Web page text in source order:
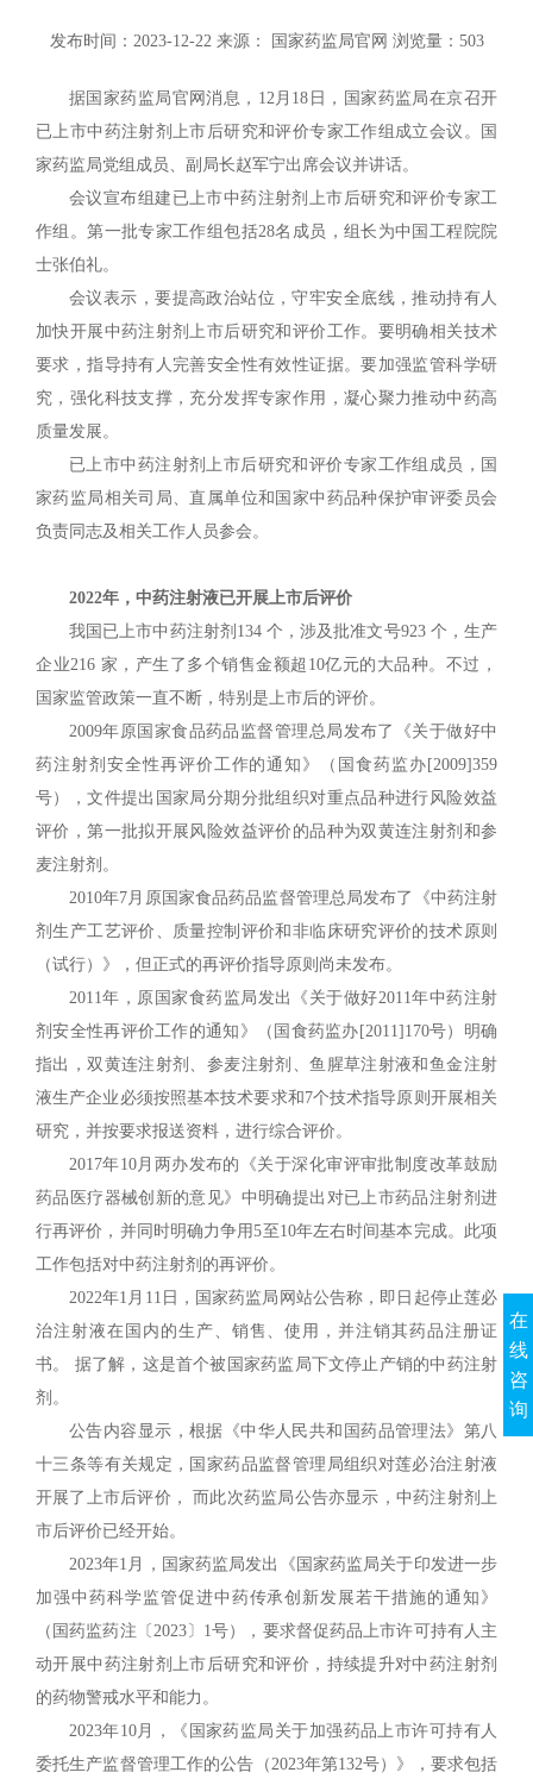
发布时间：2023-12-22 来源： 国家药监局官网 浏览量：503
据国家药监局官网消息，12月18日，国家药监局在京召开
已上市中药注射剂上市后研究和评价专家工作组成立会议。国
家药监局党组成员、副局长赵军宁出席会议并讲话。
会议宣布组建已上市中药注射剂上市后研究和评价专家工
作组。第一批专家工作组包括28名成员，组长为中国工程院院
士张伯礼。
会议表示，要提高政治站位，守牢安全底线，推动持有人
加快开展中药注射剂上市后研究和评价工作。要明确相关技术
要求，指导持有人完善安全性有效性证据。要加强监管科学研
究，强化科技支撑，充分发挥专家作用，凝心聚力推动中药高
质量发展。
已上市中药注射剂上市后研究和评价专家工作组成员，国
家药监局相关司局、直属单位和国家中药品种保护审评委员会
负责同志及相关工作人员参会。
2022年，中药注射液已开展上市后评价
我国已上市中药注射剂134 个，涉及批准文号923 个，生产
企业216 家，产生了多个销售金额超10亿元的大品种。不过，
国家监管政策一直不断，特别是上市后的评价。
2009年原国家食品药品监督管理总局发布了《关于做好中
药注射剂安全性再评价工作的通知》（国食药监办[2009]359
号），文件提出国家局分期分批组织对重点品种进行风险效益
评价，第一批拟开展风险效益评价的品种为双黄连注射剂和参
麦注射剂。
2010年7月原国家食品药品监督管理总局发布了《中药注射
剂生产工艺评价、质量控制评价和非临床研究评价的技术原则
（试行）》，但正式的再评价指导原则尚未发布。
2011年，原国家食药监局发出《关于做好2011年中药注射
剂安全性再评价工作的通知》（国食药监办[2011]170号）明确
指出，双黄连注射剂、参麦注射剂、鱼腥草注射液和鱼金注射
液生产企业必须按照基本技术要求和7个技术指导原则开展相关
研究，并按要求报送资料，进行综合评价。
2017年10月两办发布的《关于深化审评审批制度改革鼓励
药品医疗器械创新的意见》中明确提出对已上市药品注射剂进
行再评价，并同时明确力争用5至10年左右时间基本完成。此项
工作包括对中药注射剂的再评价。
2022年1月11日，国家药监局网站公告称，即日起停止莲必
治注射液在国内的生产、销售、使用，并注销其药品注册证
书。 据了解，这是首个被国家药监局下文停止产销的中药注射
剂。
公告内容显示，根据《中华人民共和国药品管理法》第八
十三条等有关规定，国家药品监督管理局组织对莲必治注射液
开展了上市后评价， 而此次药监局公告亦显示，中药注射剂上
市后评价已经开始。
2023年1月，国家药监局发出《国家药监局关于印发进一步
加强中药科学监管促进中药传承创新发展若干措施的通知》
（国药监药注〔2023〕1号），要求督促药品上市许可持有人主
动开展中药注射剂上市后研究和评价，持续提升对中药注射剂
的药物警戒水平和能力。
2023年10月，《国家药监局关于加强药品上市许可持有人
委托生产监督管理工作的公告（2023年第132号）》，要求包括
在
线
咨
询